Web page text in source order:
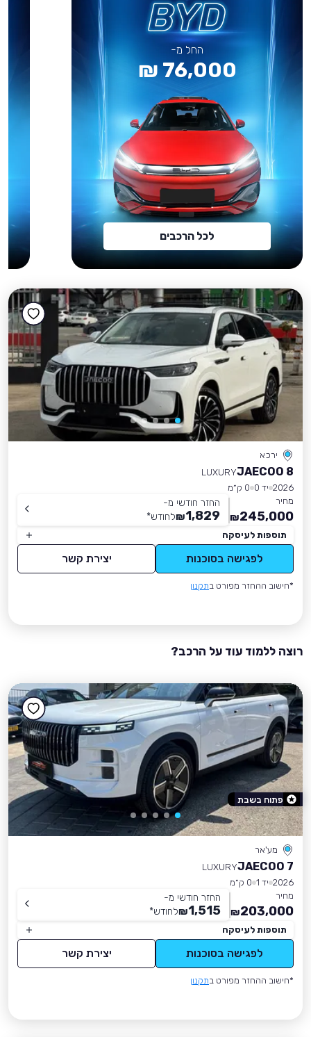
החל מ-
76,000 ₪
לכל הרכבים
ירכא
JAECOO 8
LUXURY
2026 יד 0
0 ק״מ
מחיר
245,000
₪
החזר חודשי מ-
1,829
₪לחודש*
תוספות לעיסקה
לפגישה בסוכנות יצירת קשר
*חישוב ההחזר מפורט בתקנון
רוצה ללמוד עוד על הרכב?
מע'אר
JAECOO 7
LUXURY
2026 יד 1
0 ק״מ
מחיר
203,000
₪
החזר חודשי מ-
1,515
₪לחודש*
תוספות לעיסקה
לפגישה בסוכנות יצירת קשר
*חישוב ההחזר מפורט בתקנון
פתוח בשבת